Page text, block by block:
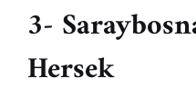
3-
Hersek